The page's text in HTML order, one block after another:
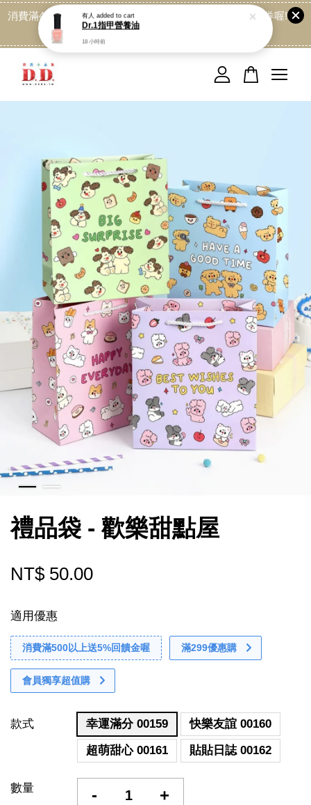
消費滿499免運喔, 記得加LINE:@dede168 領取專屬折扣券喔!
禮品袋 - 歡樂甜點屋
NT$ 50.00
適用優惠
消費滿500以上送5%回饋金喔 滿299優惠購
會員獨享超值購
款式 幸運滿分 00159
快樂友誼 00160
超萌甜心 00161
貼貼日誌 00162
數量 - +
您的購物車目前還是空的。